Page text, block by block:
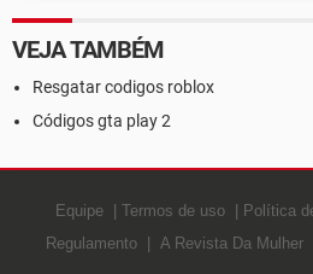
VEJA TAMBÉM
Resgatar codigos roblox
Códigos gta play 2
Equipe Termos de uso Política
Regulamento
A Revista Da Mulher